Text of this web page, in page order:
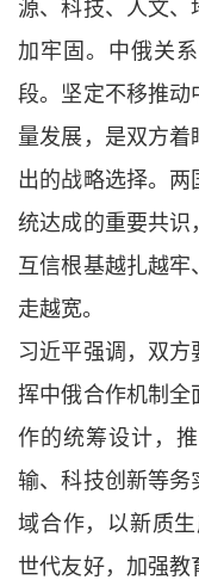
源、科技、人文、
加牢固。中俄关
段。坚定不移推动
量发展，是双方
出的战略选择。
统达成的重要共识
互信根基越扎越
走越宽。
习近平强调，双
挥中俄合作机制
作的统筹设计，
输、科技创新等务
域合作，以新质
世代友好，加强